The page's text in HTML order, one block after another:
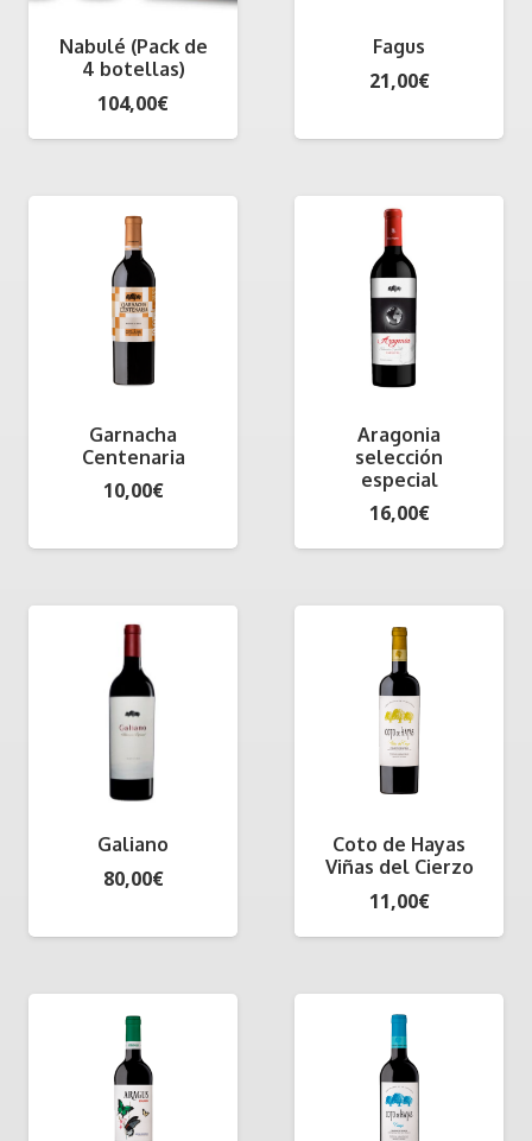
Nabulé (Pack de
4 botellas)
104,00€
Fagus
21,00€
Garnacha
Centenaria
10,00€
Aragonia
selección
especial
16,00€
Galiano
80,00€
Coto de Hayas
Viñas del Cierzo
11,00€